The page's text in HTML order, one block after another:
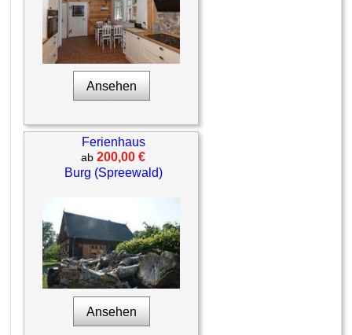
Ansehen
Ferienhaus
ab200,00 €
Burg (Spreewald)
Ansehen